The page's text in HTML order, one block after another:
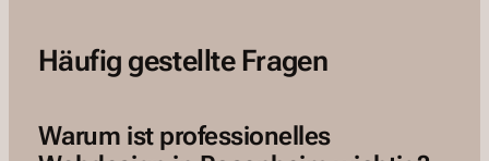
Häufig gestellte Fragen
Warum ist professionelles